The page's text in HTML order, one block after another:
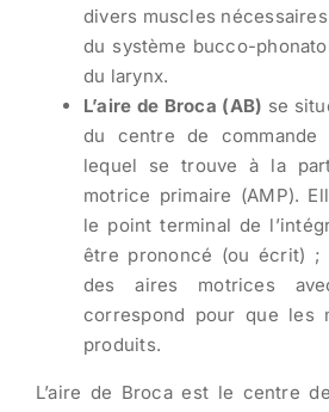
divers muscles
du système bucco-
du larynx.
L’aire de Broca (AB) se
du centre de
lequel se trouve à la
motrice primaire (AMP).
le point terminal de
être prononcé (ou écrit) ;
des aires motrices
correspond pour que les
produits.
L’aire de Broca est le centre